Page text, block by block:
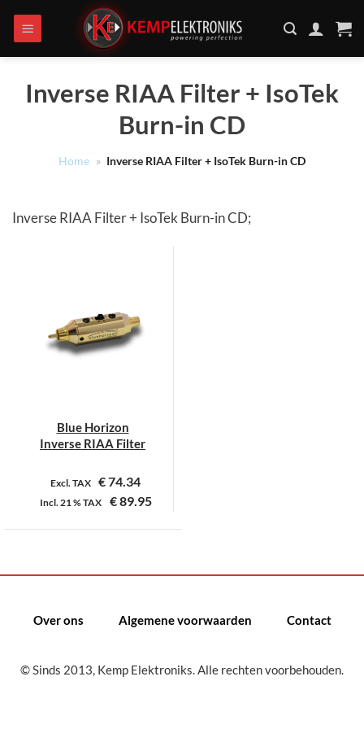
naar
inhoud
Inverse RIAA Filter + IsoTek
Burn-in CD
Home » Inverse RIAA Filter + IsoTek Burn-in CD
Inverse RIAA Filter + IsoTek Burn-in CD;
Blue Horizon
Inverse RIAA Filter
Excl. TAX €74.34
Incl.21 %TAX €89.95
Dit
kan
Over ons Algemene voorwaarden Contact
© Sinds 2013, Kemp Elektroniks. Alle rechten voorbehouden.